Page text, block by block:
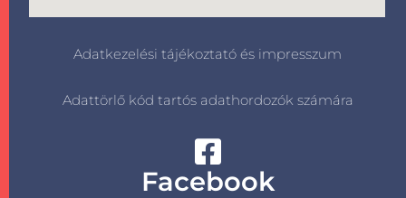
Adatkezelési tájékoztató és impresszum
Adattörlő kód tartós adathordozók számára
Facebook